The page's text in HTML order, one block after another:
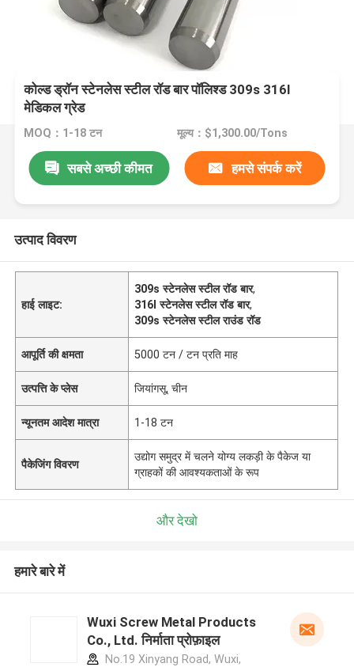
कोल्ड ड्रॉन स्टेनलेस स्टील रॉड बार पॉलिश्ड 309s 316l
मेडिकल ग्रेड
MOQ：1-18 टन मूल्य：$1,300.00/Tons
सबसे अच्छी कीमत हमसे संपर्क करें
उत्पाद विवरण
हाई लाइट:
309s स्टेनलेस स्टील रॉड बार,
316l स्टेनलेस स्टील रॉड बार,
309s स्टेनलेस स्टील राउंड रॉड
आपूर्ति की क्षमता 5000 टन / टन प्रति माह
उत्पत्ति के प्लेस जियांगसू, चीन
न्यूनतम आदेश मात्रा 1-18 टन
पैकेजिंग विवरण
उद्योग समुद्र में चलने योग्य लकड़ी के पैकेज या
ग्राहकों की आवश्यकताओं के रूप
और देखो
हमारे बारे में
Wuxi Screw Metal Products
Co., Ltd. निर्माता प्रोफ़ाइल
No.19 Xinyang Road, Wuxi,